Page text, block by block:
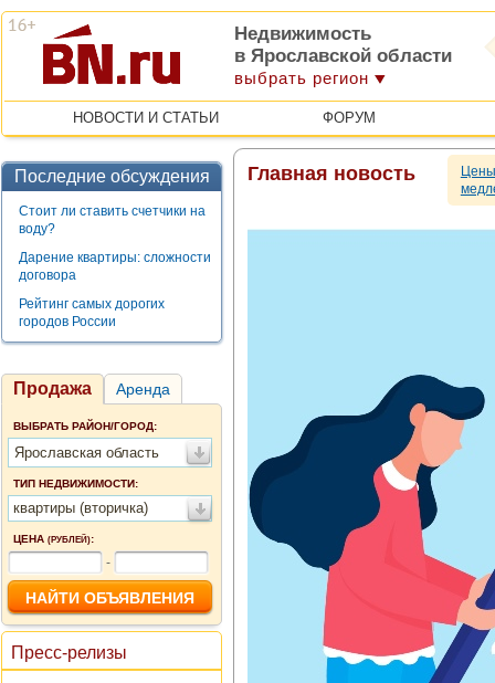
Недвижимость
в Ярославской области
выбрать регион
НОВОСТИ И СТАТЬИ ФОРУМ
Последние обсуждения
Стоит ли ставить счетчики на
воду?
Дарение квартиры: сложности
договора
Рейтинг самых дорогих
городов России
Продажа Аренда
ВЫБРАТЬ РАЙОН/ГОРОД:
Ярославская область
ТИП НЕДВИЖИМОСТИ:
квартиры (вторичка)
ЦЕНА (РУБЛЕЙ):
-
Пресс-релизы
Главная новость